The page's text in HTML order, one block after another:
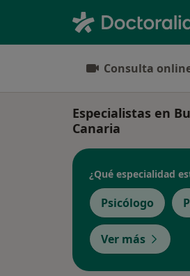
Consulta
Especialistas en
Canaria
¿Qué especialidad
Psicólogo
Ver más